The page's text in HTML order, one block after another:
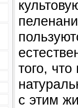
того,
с этим